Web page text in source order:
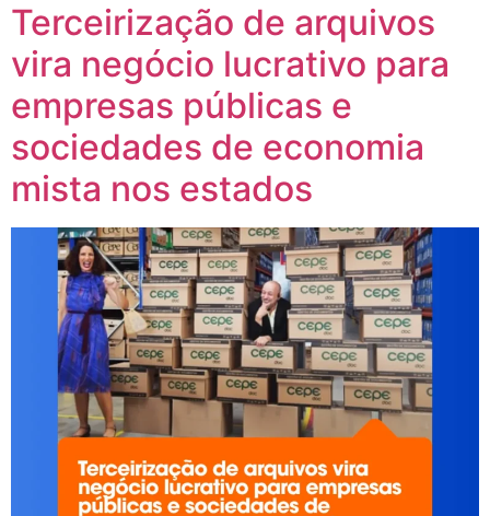
Terceirização de arquivos
vira negócio lucrativo para
empresas públicas e
sociedades de economia
mista nos estados